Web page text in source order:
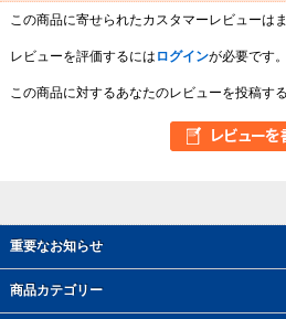
重要なお知らせ
商品カテゴリー
この商品に寄せられたカスタマーレビューは
レビューを評価するには ログインが必要です。
この商品に対するあなたのレビューを投稿す